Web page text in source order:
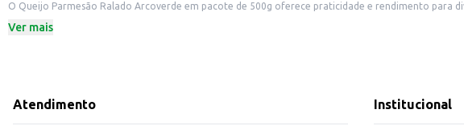
O Queijo Parmesão Ralado Arcoverde em pacote de 500g oferece praticidade e rendimento para diversas aplicações. Ideal para uso em restaurantes, pizzarias, lanchonetes e outros
Dicas de uso:
O Queijo Parmesão Ralado Arcoverde em pacote de 500g proporciona conveniência e economia,
consumidores domésticos.
Ver mais
Atendimento Institucional